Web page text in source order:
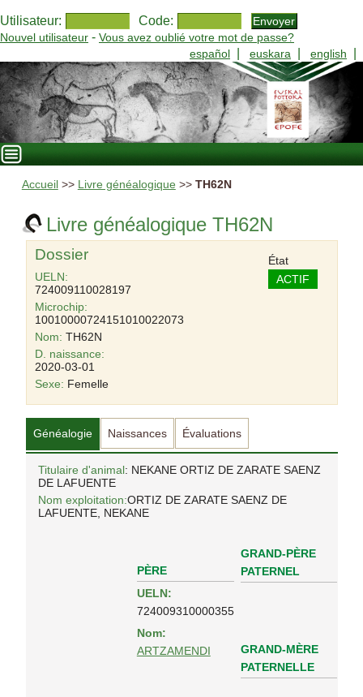
Utilisateur: Code:
Nouvel utilisateur - Vous avez oublié votre mot de passe?
español
euskara english
Accueil >> Livre généalogique >> TH62N
Livre généalogique TH62N
Dossier
UELN:
724009110028197
Microchip:
10010000724151010022073
Nom: TH62N
D. naissance:
2020-03-01
Sexe: Femelle
État
ACTIF
Généalogie Naissances Évaluations
Titulaire d'animal: NEKANE ORTIZ DE ZARATE SAENZ
DE LAFUENTE
Nom exploitation:ORTIZ DE ZARATE SAENZ DE
LAFUENTE, NEKANE
PÈRE
UELN:
724009310000355
Nom:
ARTZAMENDI
GRAND-PÈRE
PATERNEL
GRAND-MÈRE
PATERNELLE